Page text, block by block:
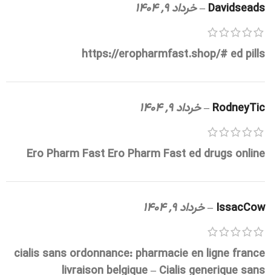
Davidseads
–خرداد 9, 1404
https://eropharmfast.shop/# ed pills
RodneyTic
–خرداد 9, 1404
Ero Pharm Fast Ero Pharm Fast ed drugs online
IssacCow
–خرداد 9, 1404
cialis sans ordonnance: pharmacie en ligne france
livraison belgique– Cialis generique sans